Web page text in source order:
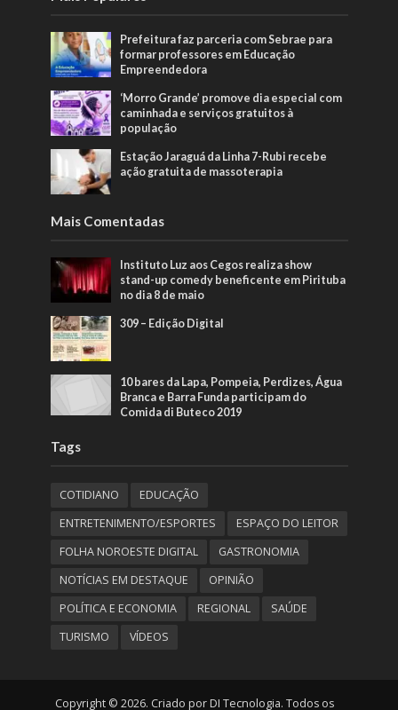
Prefeitura faz parceria com Sebrae para
formar professores em Educação
Empreendedora
‘Morro Grande’ promove dia especial com
caminhada e serviços gratuitos à
população
Estação Jaraguá da Linha 7-Rubi recebe
ação gratuita de massoterapia
Mais Comentadas
Instituto Luz aos Cegos realiza show
stand-up comedy beneficente em Pirituba
no dia 8 de maio
309 – Edição Digital
10 bares da Lapa, Pompeia, Perdizes, Água
Branca e Barra Funda participam do
Comida di Buteco 2019
Tags
COTIDIANO
EDUCAÇÃO
ENTRETENIMENTO/ESPORTES
ESPAÇO DO LEITOR
FOLHA NOROESTE DIGITAL
GASTRONOMIA
NOTÍCIAS EM DESTAQUE
OPINIÃO
POLÍTICA E ECONOMIA
REGIONAL
SAÚDE
TURISMO
VÍDEOS
Copyright © 2026. Criado por DI Tecnologia. Todos os